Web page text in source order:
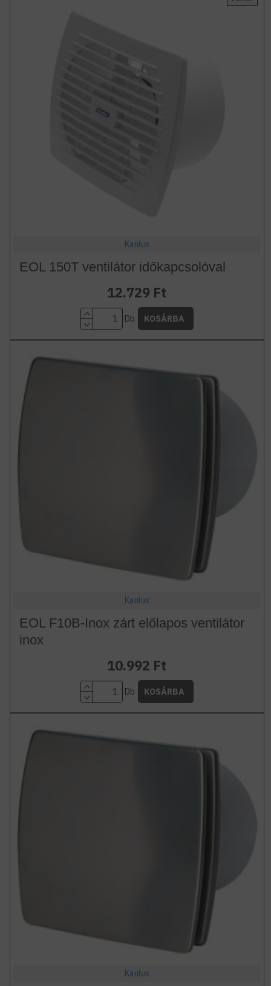
Kanlux
EOL 150T ventilátor időkapcsolóval
12.729 Ft
Db KOSÁRBA
Kanlux
EOL F10B-Inox zárt előlapos ventilátor
inox
10.992 Ft
Db KOSÁRBA
Kanlux